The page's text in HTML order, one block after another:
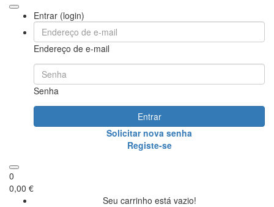
Entrar (login)
Endereço de e-mail
Senha
Entrar
Solicitar nova senha
Registe-se
0
0,00 €
Seu carrinho está vazio!